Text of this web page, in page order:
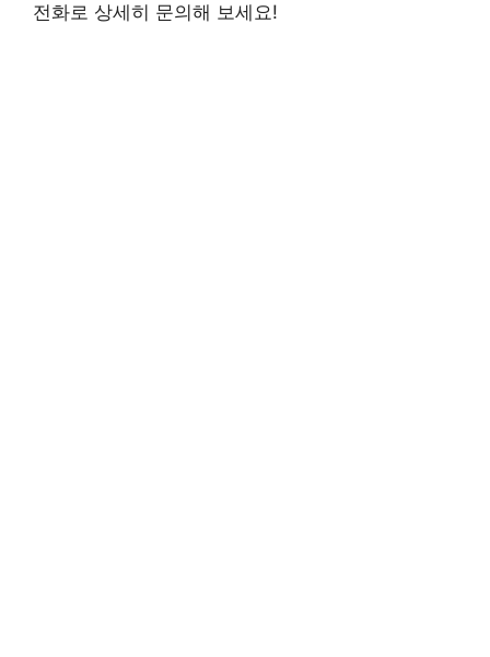
전화로 상세히 문의해 보세요!